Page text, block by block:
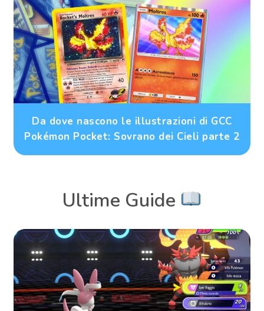
Da dove nascono le illustrazioni di GCC
Pokémon Pocket: Sovrano dei Cieli parte 2
Ultime Guide